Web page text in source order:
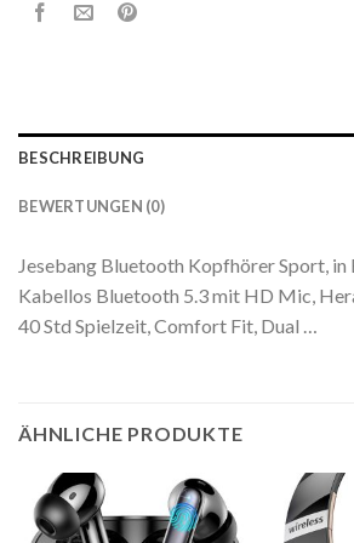
BESCHREIBUNG
BEWERTUNGEN (0)
Jesebang Bluetooth Kopfhörer Sport,
Kabellos Bluetooth 5.3 mit HD Mic,
40 Std Spielzeit, Comfort Fit, Dual …
ÄHNLICHE PRODUKTE